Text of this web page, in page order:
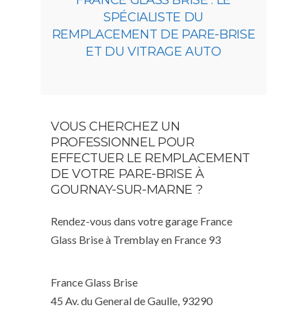
SPÉCIALISTE DU
REMPLACEMENT DE PARE-BRISE
ET DU VITRAGE AUTO
VOUS CHERCHEZ UN
PROFESSIONNEL POUR
EFFECTUER LE REMPLACEMENT
DE VOTRE PARE-BRISE À
GOURNAY-SUR-MARNE ?
Rendez-vous dans votre garage France
Glass Brise à Tremblay en France 93
France Glass Brise
45 Av. du General de Gaulle, 93290